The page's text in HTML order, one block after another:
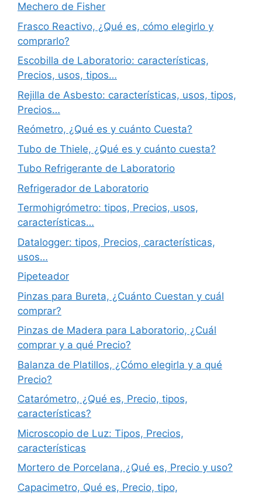
Mechero de Fisher
Frasco Reactivo, ¿Qué es, cómo elegirlo y
comprarlo?
Escobilla de Laboratorio: características,
Precios, usos, tipos…
Rejilla de Asbesto: características, usos, tipos,
Precios…
Reómetro, ¿Qué es y cuánto Cuesta?
Tubo de Thiele, ¿Qué es y cuánto cuesta?
Tubo Refrigerante de Laboratorio
Refrigerador de Laboratorio
Termohigrómetro: tipos, Precios, usos,
características…
Datalogger: tipos, Precios, características,
usos…
Pipeteador
Pinzas para Bureta, ¿Cuánto Cuestan y cuál
comprar?
Pinzas de Madera para Laboratorio, ¿Cuál
comprar y a qué Precio?
Balanza de Platillos, ¿Cómo elegirla y a qué
Precio?
Catarómetro, ¿Qué es, Precio, tipos,
características?
Microscopio de Luz: Tipos, Precios,
características
Mortero de Porcelana, ¿Qué es, Precio y uso?
Capacimetro, Qué es, Precio, tipo,